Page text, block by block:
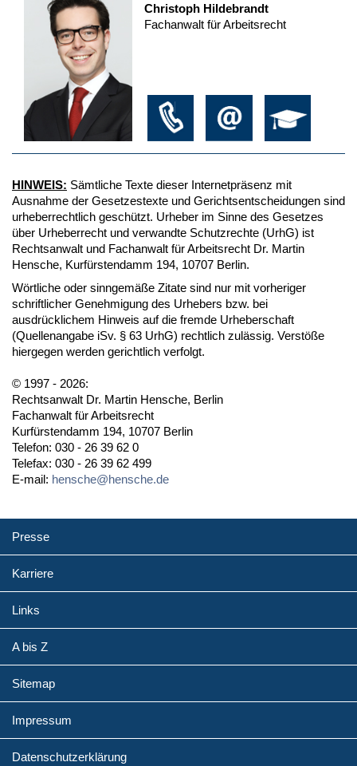
Christoph Hildebrandt
Fachanwalt für Arbeitsrecht
HINWEIS: Sämtliche Texte dieser Internetpräsenz mit
Ausnahme der Gesetzestexte und Gerichtsentscheidungen sind
urheberrechtlich geschützt. Urheber im Sinne des Gesetzes
über Urheberrecht und verwandte Schutzrechte (UrhG) ist
Rechtsanwalt und Fachanwalt für Arbeitsrecht Dr. Martin
Hensche, Kurfürstendamm 194, 10707 Berlin.
Wörtliche oder sinngemäße Zitate sind nur mit vorheriger
schriftlicher Genehmigung des Urhebers bzw. bei
ausdrücklichem Hinweis auf die fremde Urheberschaft
(Quellenangabe iSv. § 63 UrhG) rechtlich zulässig. Verstöße
hiergegen werden gerichtlich verfolgt.
© 1997 - 2026:
Rechtsanwalt Dr. Martin Hensche, Berlin
Fachanwalt für Arbeitsrecht
Kurfürstendamm 194, 10707 Berlin
Telefon: 030 - 26 39 62 0
Telefax: 030 - 26 39 62 499
E-mail: hensche@hensche.de
Presse
Karriere
Links
A bis Z
Sitemap
Impressum
Datenschutzerklärung